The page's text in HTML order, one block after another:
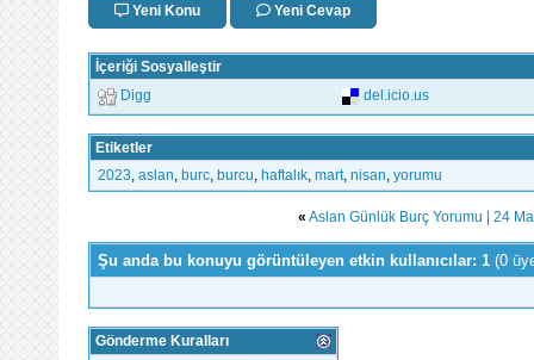
Yeni Konu Yeni Cevap
İçeriği Sosyalleştir
Digg del.icio.us
Etiketler
2023 aslan burc burcu haftalık mart nisan yorumu
« Aslan Günlük Burç Yorumu | 24
Şu anda bu konuyu görüntüleyen etkin kullanıcılar: 1 (0
Gönderme Kuralları